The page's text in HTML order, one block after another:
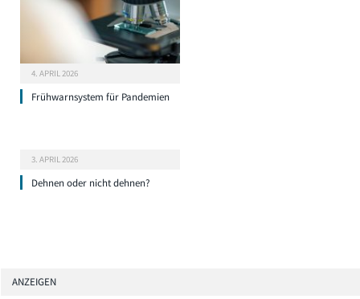
4. APRIL 2026
Frühwarnsystem für Pandemien
3. APRIL 2026
Dehnen oder nicht dehnen?
ANZEIGEN